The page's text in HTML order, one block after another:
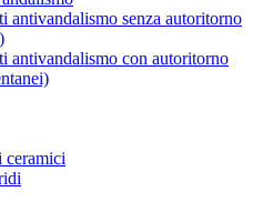
antivandalismo senza autoritorno
antivandalismo con autoritorno
ceramici